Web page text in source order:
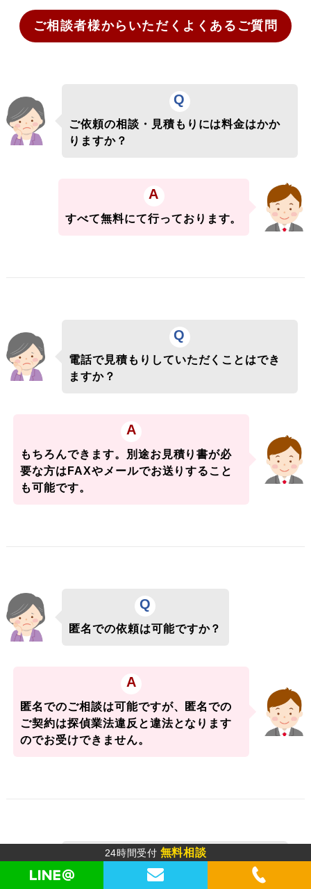
24時間受付 無料相談
ご相談者様からいただく よくあるご質問
Q
ご依頼の相談・見積もりには料金はかか
りますか？
A
すべて無料にて行っております。
Q
電話で見積もりしていただくことはでき
ますか？
A
もちろんできます。別途お見積り書が必
要な方はFAXやメールでお送りすること
も可能です。
Q
匿名での依頼は可能ですか？
A
匿名でのご相談は可能ですが、匿名での
ご契約は探偵業法違反と違法となります
のでお受けできません。
Q
契約時に必要なものを教えてください。